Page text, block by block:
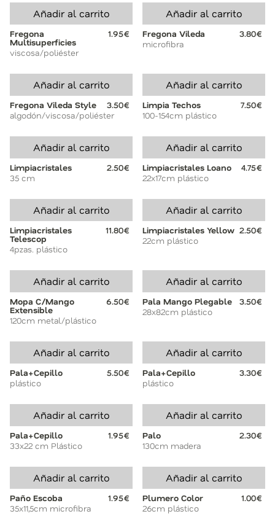
Añadir al carrito
Fregona
Multisuperficies
1.95€
viscosa/poliéster
Añadir al carrito
Fregona Vileda
3.80€
microfibra
Añadir al carrito
Fregona Vileda Style
3.50€
algodón/viscosa/poliéster
Añadir al carrito
Limpia Techos
7.50€
100-154cm plástico
Añadir al carrito
Limpiacristales
2.50€
35 cm
Añadir al carrito
Limpiacristales Loano
4.75€
22x17cm plástico
Añadir al carrito
Limpiacristales
Telescop
11.80€
4pzas. plástico
Añadir al carrito
Limpiacristales Yellow 2.50€
22cm plástico
Añadir al carrito
Mopa C/Mango
Extensible
6.50€
120cm metal/plástico
Añadir al carrito
Pala Mango Plegable
3.50€
28x82cm plástico
Añadir al carrito
Pala+Cepillo
5.50€
plástico
Añadir al carrito
Pala+Cepillo
3.30€
plástico
Añadir al carrito
Pala+Cepillo
1.95€
33x22 cm Plástico
Añadir al carrito
Palo
2.30€
130cm madera
Añadir al carrito
Paño Escoba
1.95€
35x11,5cm microfibra
Añadir al carrito
Plumero Color
1.00€
26cm plástico